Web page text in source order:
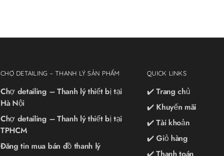
CHỢ DETAILING – THANH LÝ SẢN PHẨM
Chợ detailing – Thanh lý thiết bị tại
Hà Nội
Chợ detailing – Thanh lý thiết bị tại
TPHCM
Đăng tin mua bán đồ thanh lý
QUICK LINKS
✔️ Trang chủ
✔️ Khuyến mãi
✔️ Tài khoản
✔️ Giỏ hàng
✔️ Thanh toán